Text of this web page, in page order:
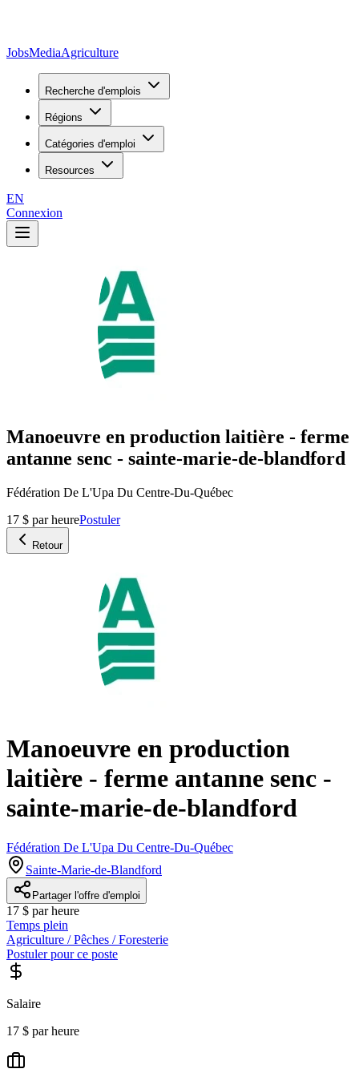
JobsMediaAgriculture
Recherche d'emplois
Régions
Catégories d'emploi
Resources
EN
Connexion
Manoeuvre en production laitière - ferme
antanne senc - sainte-marie-de-blandford
Fédération De L'Upa Du Centre-Du-Québec
17 $ par heurePostuler
Retour
Manoeuvre en production
laitière - ferme antanne senc -
sainte-marie-de-blandford
Fédération De L'Upa Du Centre-Du-Québec
Sainte-Marie-de-Blandford
Partager l'offre d'emploi
17 $ par heure
Temps plein
Agriculture / Pêches / Foresterie
Postuler pour ce poste
Salaire
17 $ par heure